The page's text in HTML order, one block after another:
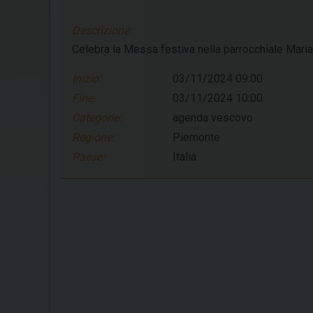
Descrizione:
Celebra la Messa festiva nella parrocchiale
Inizio:
03/11/2024 09:00
Fine:
03/11/2024 10:00
Categorie:
agenda vescovo
Regione:
Piemonte
Paese:
Italia